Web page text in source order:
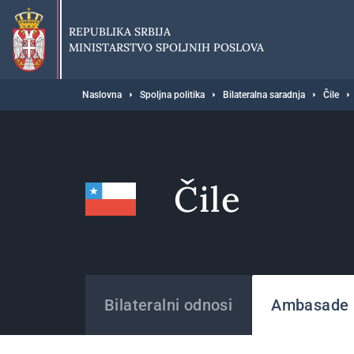
Preskoči
glavni
deo
sadržaja
REPUBLIKA SRBIJA
MINISTARSTVO SPOLJNIH POSLOVA
Breadcrumb
Naslovna Spoljna politika Bilateralna saradnja Čile
Čile
Bilateralni odnosi